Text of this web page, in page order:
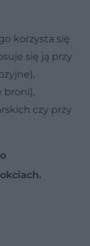
korzysta się
się ją przy
broni),
czy przy